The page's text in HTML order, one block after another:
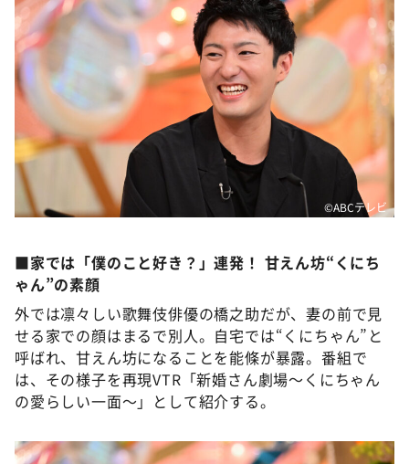
©ABCテレビ
■家では「僕のこと好き？」連発！ 甘えん坊“くにち
ゃん”の素顔
外では凛々しい歌舞伎俳優の橋之助だが、妻の前で見
せる家での顔はまるで別人。自宅では“くにちゃん”と
呼ばれ、甘えん坊になることを能條が暴露。番組で
は、その様子を再現VTR「新婚さん劇場～くにちゃん
の愛らしい一面～」として紹介する。